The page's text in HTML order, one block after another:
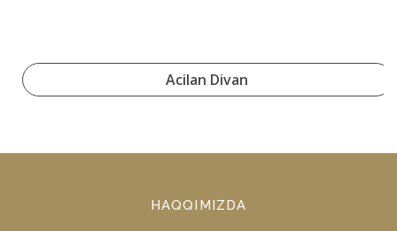
Acilan Divan
HAQQIMIZDA